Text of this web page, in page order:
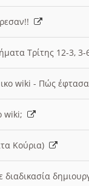
Τρίτης 12-3,
wiki - Πώς
wiki;
Κούρια)